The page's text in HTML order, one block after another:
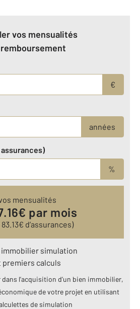
vos mensualités
€
années
%
mensualités
€ par mois
83.13€ d’assurances)
simulation
premiers calculs
l’acquisition d’un bien immobilier,
de votre projet en utilisant
de simulation